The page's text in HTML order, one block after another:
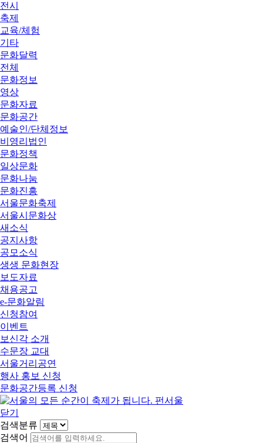
전시
축제
교육/체험
기타
문화달력
전체
문화정보
영상
문화자료
문화공간
예술인/단체정보
비영리법인
문화정책
일상문화
문화나눔
문화진흥
서울문화축제
서울시문화상
새소식
공지사항
공모소식
생생 문화현장
보도자료
채용공고
e-문화알림
신청참여
이벤트
보신각 소개
수문장 교대
서울거리공연
행사 홍보 신청
문화공간등록 신청
닫기
검색분류
검색어